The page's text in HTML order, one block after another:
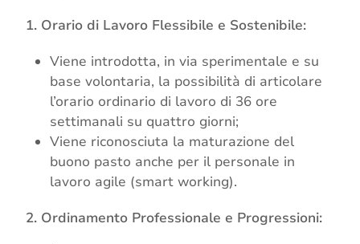
1. Orario di Lavoro Flessibile e Sostenibile:
Viene introdotta, in via sperimentale e su
base volontaria, la possibilità di articolare
l’orario ordinario di lavoro di 36 ore
settimanali su quattro giorni;
Viene riconosciuta la maturazione del
buono pasto anche per il personale in
lavoro agile (smart working).
2. Ordinamento Professionale e Progressioni: